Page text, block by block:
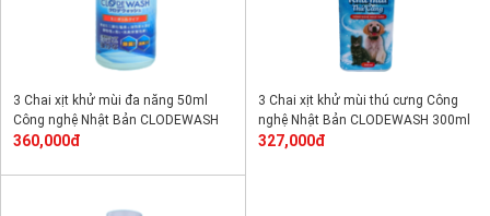
3 Chai xịt khử mùi đa năng 50ml
Công nghệ Nhật Bản CLODEWASH
360,000đ
3 Chai xịt khử mùi thú cưng Công
nghệ Nhật Bản CLODEWASH 300ml
327,000đ